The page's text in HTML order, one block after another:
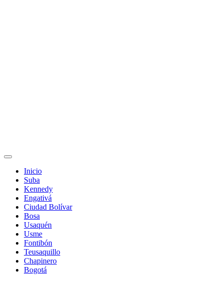
Inicio
Suba
Kennedy
Engativá
Ciudad Bolívar
Bosa
Usaquén
Usme
Fontibón
Teusaquillo
Chapinero
Bogotá